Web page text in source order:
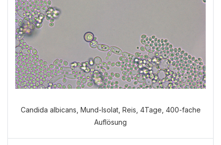
Candida albicans, Mund-Isolat, Reis, 4Tage, 400-fache
Auflösung
Welche Anamnese möchten Sie
durchführen?
VERDAUUNGSANAMNESE
NORMALE ANAMNESE